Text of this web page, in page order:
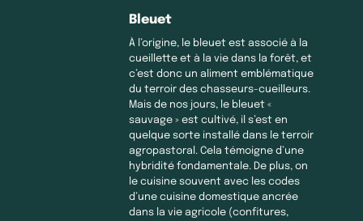
Bleuet
À l’origine, le bleuet est associé à la
cueillette et à la vie dans la forêt, et
c’est donc un aliment emblématique
du terroir des chasseurs-cueilleurs.
Mais de nos jours, le bleuet «
sauvage » est cultivé, il s’est en
quelque sorte installé dans le terroir
agropastoral. Cela témoigne d’une
hybridité fondamentale. De plus, on
le cuisine souvent avec les codes
d’une cuisine domestique ancrée
dans la vie agricole (confitures,